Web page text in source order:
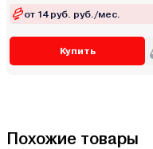
от 14 руб. руб./мес.
Купить
Похожие товары